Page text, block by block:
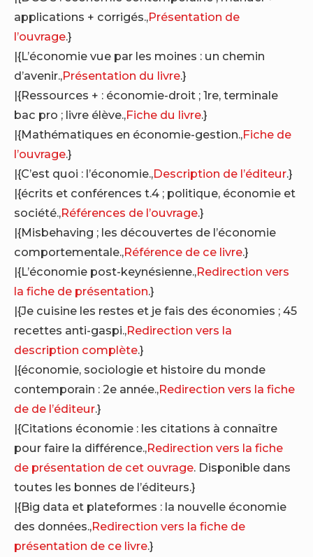
applications + corrigés.,Présentation de
l’ouvrage.}
|{L’économie vue par les moines : un chemin
d’avenir.,Présentation du livre.}
|{Ressources + : économie-droit ; 1re, terminale
bac pro ; livre élève.,Fiche du livre.}
|{Mathématiques en économie-gestion.,Fiche de
l’ouvrage.}
|{C’est quoi : l’économie.,Description de l’éditeur.}
|{écrits et conférences t.4 ; politique, économie et
société.,Références de l’ouvrage.}
|{Misbehaving ; les découvertes de l’économie
comportementale.,Référence de ce livre.}
|{L’économie post-keynésienne.,Redirection vers
la fiche de présentation.}
|{Je cuisine les restes et je fais des économies ; 45
recettes anti-gaspi.,Redirection vers la
description complète.}
|{économie, sociologie et histoire du monde
contemporain : 2e année.,Redirection vers la fiche
de de l’éditeur.}
|{Citations économie : les citations à connaître
pour faire la différence.,Redirection vers la fiche
de présentation de cet ouvrage. Disponible dans
toutes les bonnes de l’éditeurs.}
|{Big data et plateformes : la nouvelle économie
des données.,Redirection vers la fiche de
présentation de ce livre.}